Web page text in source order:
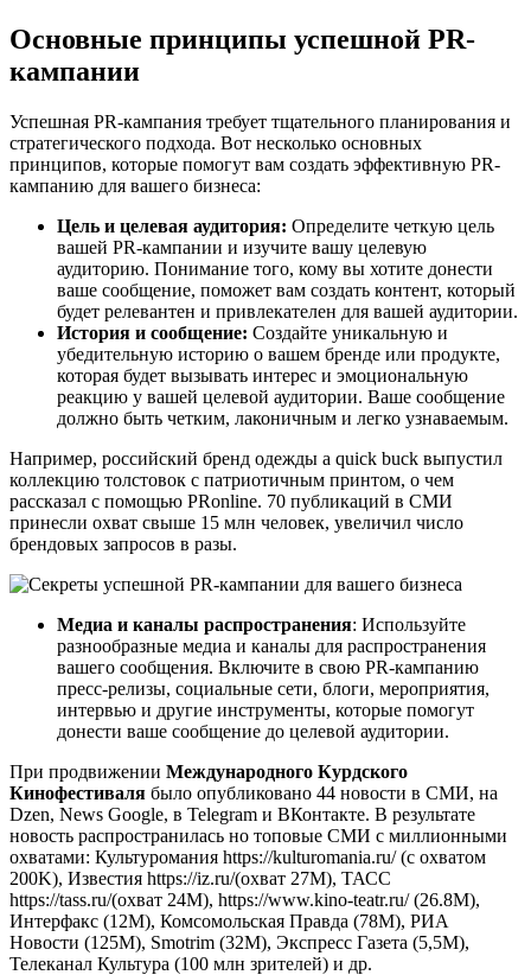
Основные принципы успешной PR-
кампании
Успешная PR-кампания требует тщательного планирования и
стратегического подхода. Вот несколько основных
принципов, которые помогут вам создать эффективную PR-
кампанию для вашего бизнеса:
Цель и целевая аудитория: Определите четкую цель
вашей PR-кампании и изучите вашу целевую
аудиторию. Понимание того, кому вы хотите донести
ваше сообщение, поможет вам создать контент, который
будет релевантен и привлекателен для вашей аудитории.
История и сообщение: Создайте уникальную и
убедительную историю о вашем бренде или продукте,
которая будет вызывать интерес и эмоциональную
реакцию у вашей целевой аудитории. Ваше сообщение
должно быть четким, лаконичным и легко узнаваемым.
Например, российский бренд одежды a quick buck выпустил
коллекцию толстовок с патриотичным принтом, о чем
рассказал с помощью PRonline. 70 публикаций в СМИ
принесли охват свыше 15 млн человек, увеличил число
брендовых запросов в разы.
Медиа и каналы распространения: Используйте
разнообразные медиа и каналы для распространения
вашего сообщения. Включите в свою PR-кампанию
пресс-релизы, социальные сети, блоги, мероприятия,
интервью и другие инструменты, которые помогут
донести ваше сообщение до целевой аудитории.
При продвижении Международного Курдского
Кинофестиваля было опубликовано 44 новости в СМИ, на
Dzen, News Google, в Telegram и ВКонтакте. В результате
новость распространилась но топовые СМИ с миллионными
охватами: Культуромания https://kulturomania.ru/ (c охватом
200K), Известия https://iz.ru/(охват 27M), ТАСС
https://tass.ru/(охват 24M), https://www.kino-teatr.ru/ (26.8M),
Интерфакс (12M), Комсомольская Правда (78M), РИА
Новости (125M), Smotrim (32M), Экспресс Газета (5,5M),
Телеканал Культура (100 млн зрителей) и др.